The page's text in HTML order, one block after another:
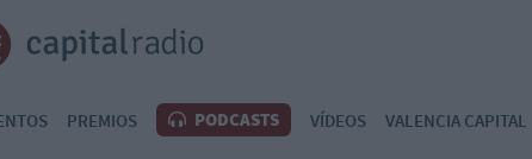
PREMIOS PODCASTS VÍDEOS VALENCIA CAPITAL